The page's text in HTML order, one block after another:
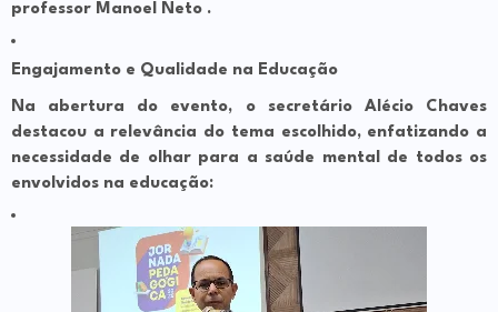
professor Manoel Neto .
Engajamento e Qualidade na Educação
Na abertura do evento, o secretário Alécio Chaves
destacou a relevância do tema escolhido, enfatizando a
necessidade de olhar para a saúde mental de todos os
envolvidos na educação: